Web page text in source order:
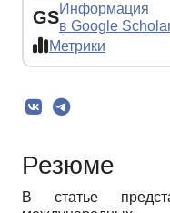
GSИнформация
в Google
Метрики
Резюме
В статье